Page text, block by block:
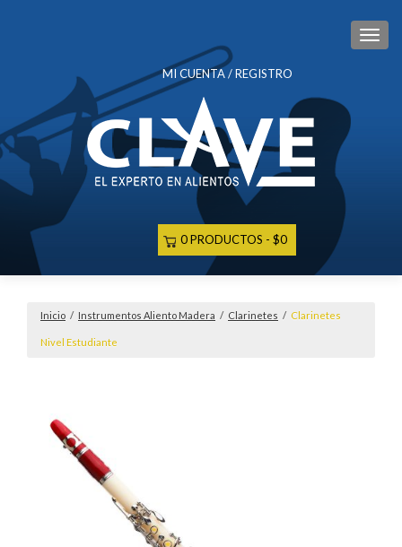
MI CUENTA / REGISTRO
0 PRODUCTOS $0
Inicio / Instrumentos Aliento Madera / Clarinetes / Clarinetes
Nivel Estudiante